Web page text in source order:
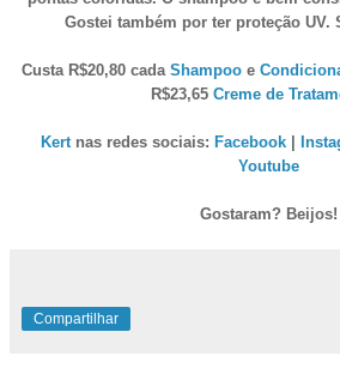
Gostei também por ter proteção UV.
Custa R$20,80 cada Shampooe
R$23,65 Creme de
Kertnas redes sociais: Facebook|
Youtube
Gostaram? Beijos!
Compartilhar